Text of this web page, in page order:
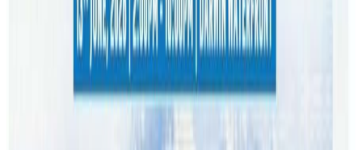
मल्टि डाईनामिकको शाखा विस्तार कार्यक्रममा एनआरएनए
अन्तर्राष्ट्रिय परिषद सदस्य डा. भरत राज पौडेल, ब्रेकन रिज वार्डका
काउन्सिलर स्यान्डी ल्यान्डर्स, साउथ पोर्ट एमडी किशोर तिवारी, मल्टि
डाईनामिकका सीईओ, एमडी मेघाराज पौडेल, कर्पोरेट कार्यालयका
निर्देशक विष्णु प्रभात, आना इन्घम, मल्टि डाईनामिक कुईन्सल्याण्डका